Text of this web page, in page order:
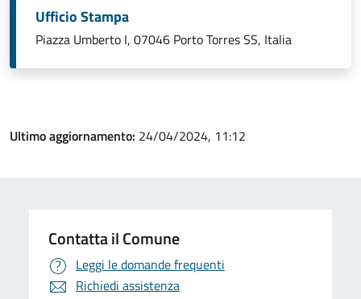
Ufficio Stampa
Piazza Umberto I, 07046 Porto Torres SS, Italia
Ultimo aggiornamento: 24/04/2024, 11:12
Contatta il Comune
Leggi le domande frequenti
Richiedi assistenza